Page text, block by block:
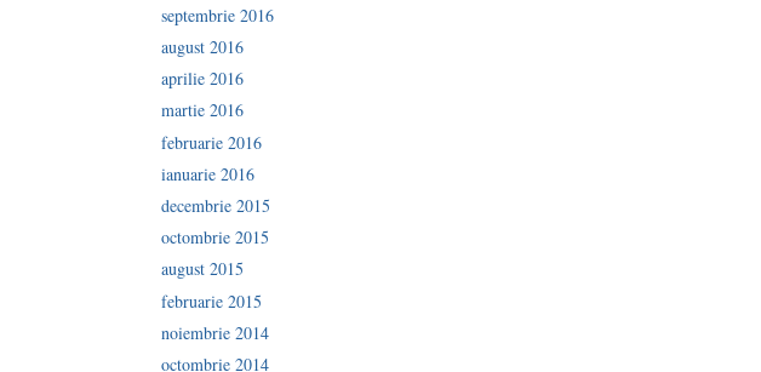
septembrie 2016
august 2016
aprilie 2016
martie 2016
februarie 2016
ianuarie 2016
decembrie 2015
octombrie 2015
august 2015
februarie 2015
noiembrie 2014
octombrie 2014